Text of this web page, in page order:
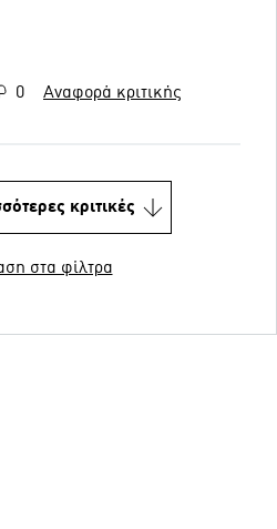
0 Αναφορά κριτικής
κριτικές
στα φίλτρα